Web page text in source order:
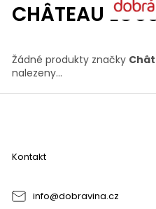
CHÂTEAU
Žádné produkty značky
nalezeny...
Z
Kontakt
info@dobravina.cz